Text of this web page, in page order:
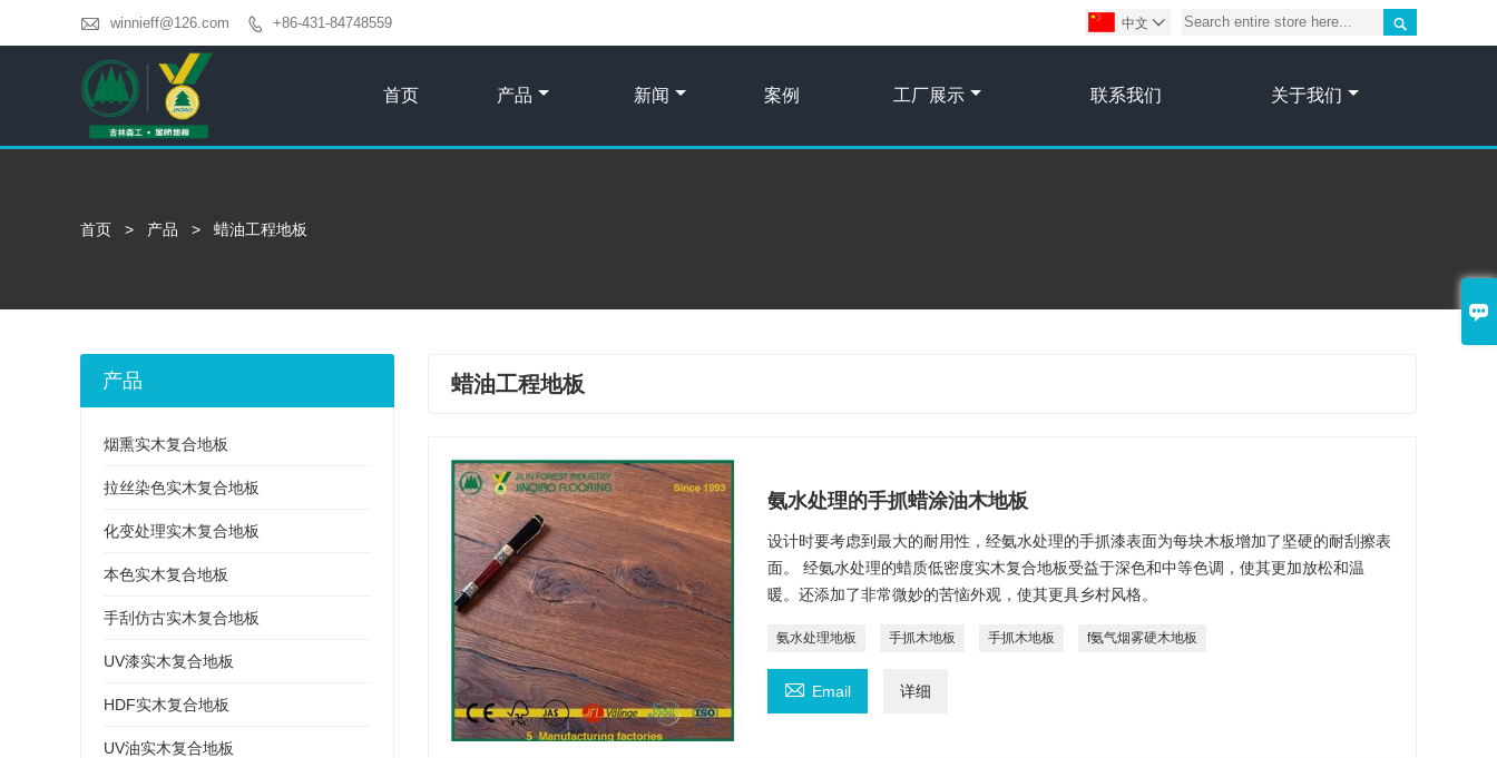

 winnieff@126.com  +86-431-84748559 
中文 
首页 产品 新闻 案例 工厂展示 联系我们 关于我们
首页 > 产品 > 蜡油工程地板
蜡油工程地板
氨水处理的手抓蜡涂油木地板
设计时要考虑到最大的耐用性，经氨水处理的手抓漆表面为每块木板增加了坚硬的耐刮擦表
面。 经氨水处理的蜡质低密度实木复合地板受益于深色和中等色调，使其更加放松和温
暖。还添加了非常微妙的苦恼外观，使其更具乡村风格。
氨水处理地板 手抓木地板 手抓木地板 f氨气烟雾硬木地板
 Email 详细
产品
烟熏实木复合地板
拉丝染色实木复合地板
化变处理实木复合地板
本色实木复合地板
手刮仿古实木复合地板
UV漆实木复合地板
HDF实木复合地板
UV油实木复合地板